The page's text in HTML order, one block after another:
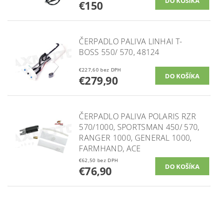
€150
ČERPADLO PALIVA LINHAI T-
BOSS 550/ 570, 48124
€227,60 bez DPH
€279,90
ČERPADLO PALIVA POLARIS RZR
570/1000, SPORTSMAN 450/ 570,
RANGER 1000, GENERAL 1000,
FARMHAND, ACE
€62,50 bez DPH
€76,90